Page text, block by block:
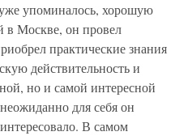
упоминалось, хорошую
в Москве, он провел
практические знания
действительность и
но и самой интересной
для себя он
В самом